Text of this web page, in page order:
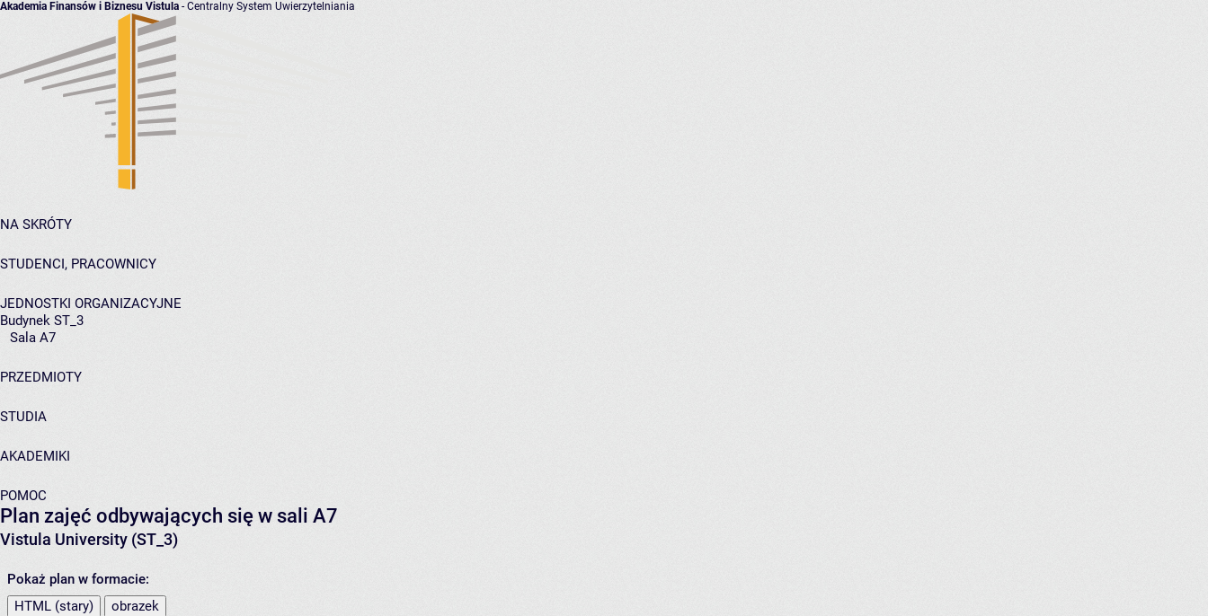
Akademia Finansów i Biznesu Vistula - Centralny System Uwierzytelniania
NA SKRÓTY
STUDENCI, PRACOWNICY
JEDNOSTKI ORGANIZACYJNE
Budynek ST_3
Sala A7
PRZEDMIOTY
STUDIA
AKADEMIKI
POMOC
Plan zajęć odbywających się w sali A7
Vistula University (ST_3)
Pokaż plan w formacie:
HTML (stary)
obrazek